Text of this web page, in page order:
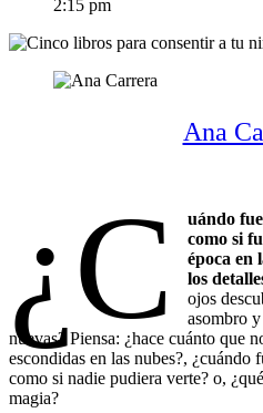
2:15 pm
Ana
¿C
uándo
como si
época en
los
ojos
asombro
nuevas? Piensa: ¿hace cuánto que
escondidas en las nubes?, ¿cuándo
como si nadie pudiera verte? o,
magia?